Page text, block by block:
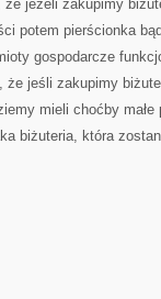
jeżeli zakupimy
potem pierścionka
gospodarcze
jeśli zakupimy
mieli choćby
biżuteria, która